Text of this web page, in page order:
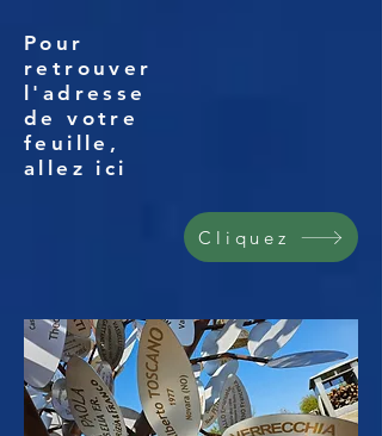
Pour
retrouver
l'adresse
de votre
feuille,
allez ici
Cliquez